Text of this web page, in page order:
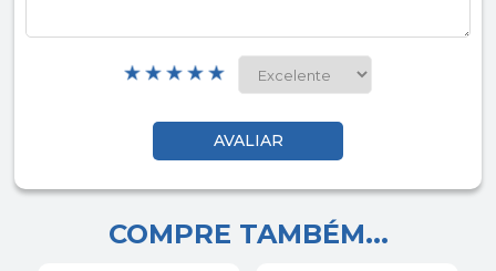
COMPRE TAMBÉM...